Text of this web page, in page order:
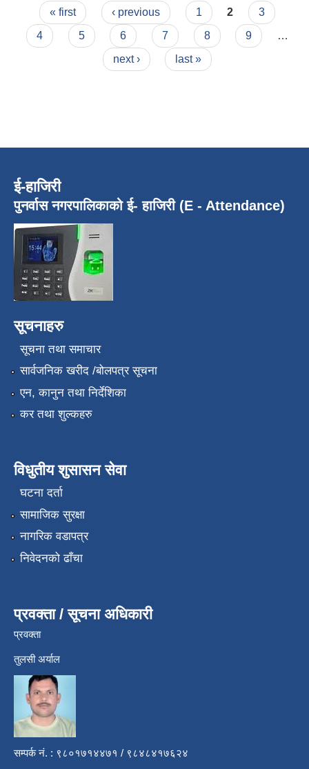
Pages
« first ‹ previous 1 2
3
4
5 6 7 8 9
…
next ›
last »
ई-हाजिरी
पुनर्वास नगरपालिकाको ई- हाजिरी (E - Attendance)
सूचनाहरु
सूचना तथा समाचार
सार्वजनिक खरीद /बोलपत्र सूचना
एन, कानुन तथा निर्देशिका
कर तथा शुल्कहरु
विधुतीय शुसासन सेवा
घटना दर्ता
सामाजिक सुरक्षा
नागरिक वडापत्र
निवेदनको ढाँचा
प्रवक्ता / सूचना अधिकारी
प्रवक्ता
तुलसी अर्याल
सम्पर्क नं. : ९८०१७१४४७१ / ९८४८४१७६२४